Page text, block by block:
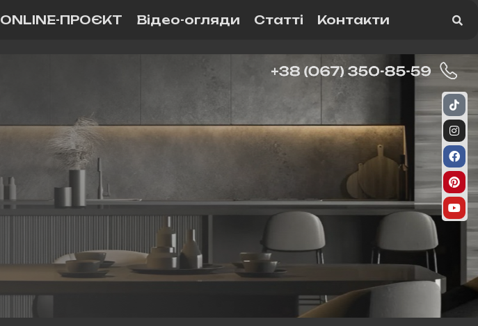
ONLINE-ПРОЄКТ Відео-огляди Статті Контакти